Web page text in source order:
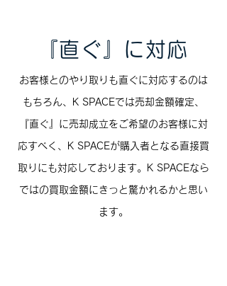
​『直ぐ』に対応
お客様とのやり取りも直ぐに対応するのは
もちろん、K SPACEでは売却金額確定、
『直ぐ』に売却成立をご希望のお客様に対
応すべく、K SPACEが購入者となる直接買
取りにも対応しております。K SPACEなら
ではの買取金額にきっと驚かれるかと思い
ます。